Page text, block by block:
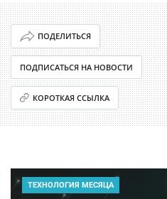
ПОДЕЛИТЬСЯ
ПОДПИСАТЬСЯ НА НОВОСТИ
КОРОТКАЯ ССЫЛКА
ТЕХНОЛОГИЯ МЕСЯЦА